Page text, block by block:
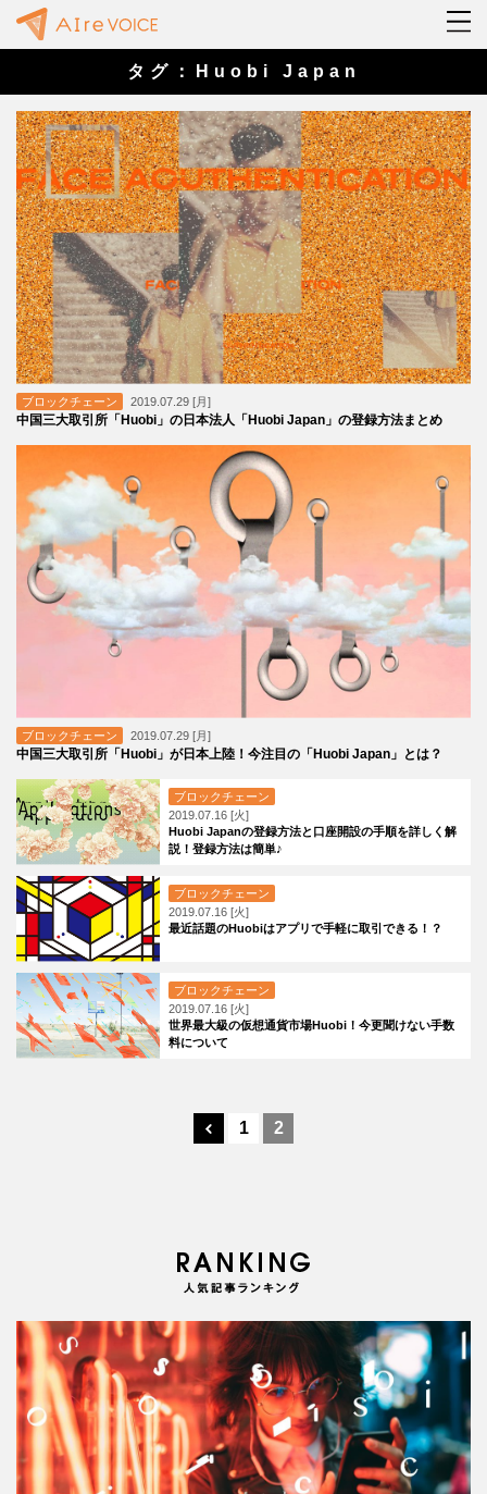
タグ：Huobi Japan
ブロックチェーン 2019.07.29 [月]
中国三大取引所「Huobi」の日本法人「Huobi Japan」の登録方法まとめ
ブロックチェーン 2019.07.29 [月]
中国三大取引所「Huobi」が日本上陸！今注目の「Huobi Japan」とは？
ブロックチェーン
2019.07.16 [火]
Huobi Japanの登録方法と口座開設の手順を詳しく解
説！登録方法は簡単♪
ブロックチェーン
2019.07.16 [火]
最近話題のHuobiはアプリで手軽に取引できる！？
ブロックチェーン
2019.07.16 [火]
世界最大級の仮想通貨市場Huobi！今更聞けない手数
料について
1 2